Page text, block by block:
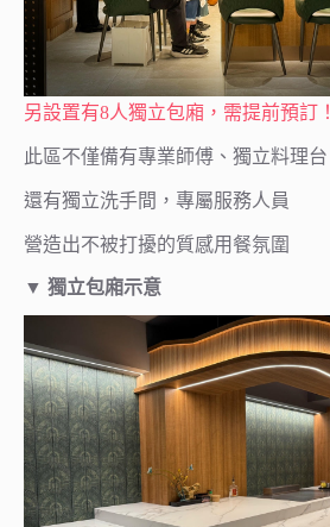
另設置有8人獨立包廂，需提前預訂！
此區不僅備有專業師傅、獨立料理台
還有獨立洗手間，專屬服務人員
營造出不被打擾的質感用餐氛圍
▼ 獨立包廂示意